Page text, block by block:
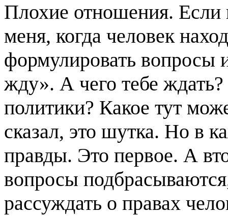
Плохие отношения. Если
меня, когда человек
формулировать вопросы
жду». А чего тебе
политики? Какое тут
сказал, это шутка. Но в
правды. Это первое. А
вопросы
рассуждать о правах